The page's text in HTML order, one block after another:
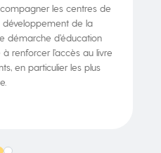
les centres de
développement de la
démarche d’éducation
renforcer l’accès au livre
en particulier les plus